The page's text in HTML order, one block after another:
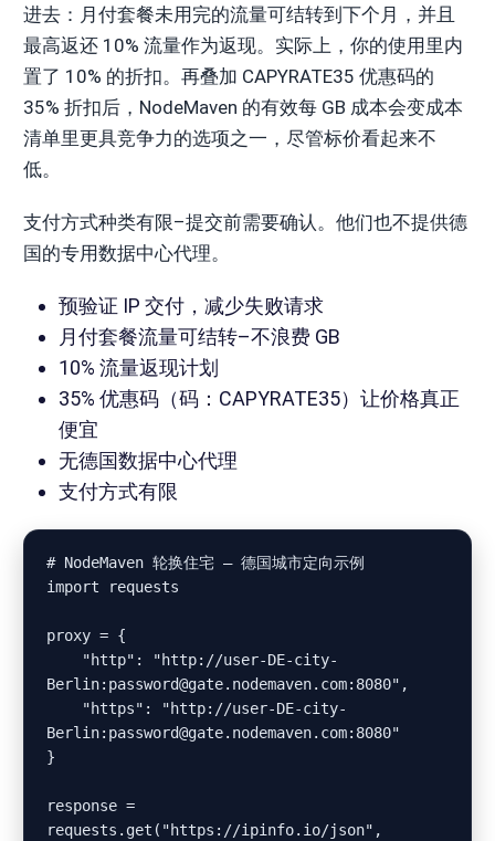
进去：月付套餐未用完的流量可结转到下个月，并且
最高返还 10% 流量作为返现。实际上，你的使用里内
置了 10% 的折扣。再叠加 CAPYRATE35 优惠码的
35% 折扣后，NodeMaven 的有效每 GB 成本会变成本
清单里更具竞争力的选项之一，尽管标价看起来不
低。
支付方式种类有限–提交前需要确认。他们也不提供德
国的专用数据中心代理。
预验证 IP 交付，减少失败请求
月付套餐流量可结转–不浪费 GB
10% 流量返现计划
35% 优惠码（码：CAPYRATE35）让价格真正
便宜
无德国数据中心代理
支付方式有限
# NodeMaven 轮换住宅 – 德国城市定向示例
import requests
proxy = {
Berlin:password@gate.nodemaven.com:8080",
Berlin:password@gate.nodemaven.com:8080"
}
response =
requests.get("https://ipinfo.io/json",